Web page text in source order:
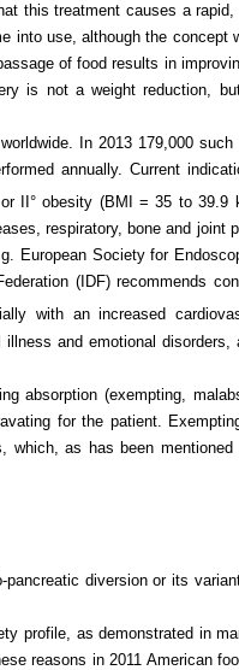
this treatment causes a rapid,
into use, although the concept
of food results in
is not a weight reduction,
In 2013 179,000 such
annually. Current
II° obesity (BMI = 35 to 39.9
respiratory, bone and joint
European Society for
(IDF) recommends
with an increased
and emotional disorders,
absorption (exempting,
for the patient.
as has been mentioned
diversion or its
profile, as demonstrated in
reasons in 2011 American